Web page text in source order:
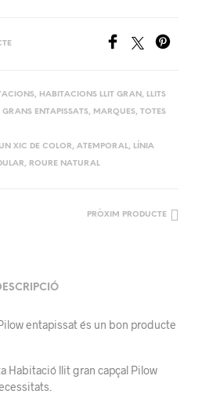
, HABITACIONS LLIT GRAN , LLITS
GRANS ENTAPISSATS, MARQUES, TOTES
XIC DE COLOR, ATEMPORAL, LÍNIA
, ROURE NATURAL
PRÒXIM PRODUCTE
entapissat és un bon producte
Habitació llit gran capçal Pilow